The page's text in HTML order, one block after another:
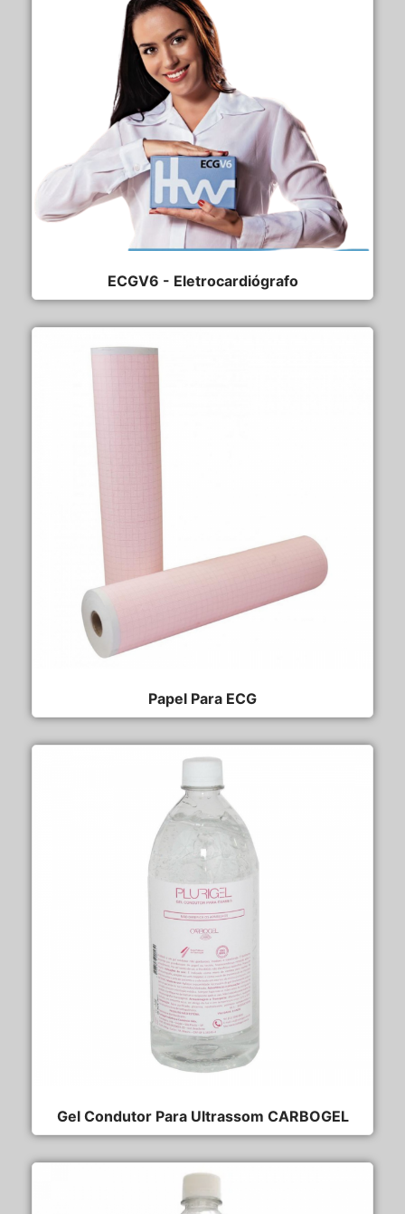
ECGV6 - Eletrocardiógrafo
Papel Para ECG
Gel Condutor Para Ultrassom CARBOGEL